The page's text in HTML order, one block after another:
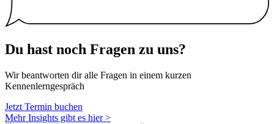
Du hast noch Fragen zu uns?
Wir beantworten dir alle Fragen in einem kurzen
Kennenlerngespräch
Jetzt Termin buchen
Mehr Insights gibt es hier >